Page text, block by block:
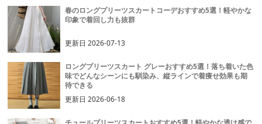
春のロングプリーツスカートコーデおすすめ5選！軽やかな
印象で着回し力も抜群
更新日2026-07-13
ロングプリーツスカート グレーおすすめ5選！落ち着いた色
味でどんなシーンにも馴染み、縦ラインで着痩せ効果も期
待できる
更新日2026-06-18